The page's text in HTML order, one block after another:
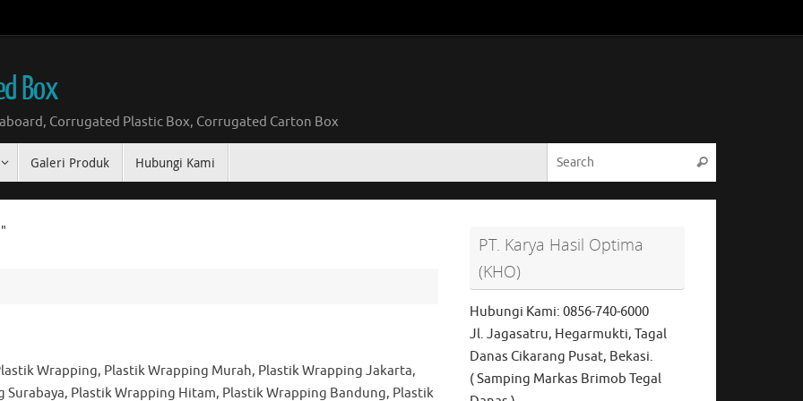
Box
Corrugated Plastic Box, Corrugated Carton Box
Galeri Produk Hubungi Kami Search
Wrapping, Plastik Wrapping Murah, Plastik Wrapping Jakarta,
Surabaya, Plastik Wrapping Hitam, Plastik Wrapping Bandung, Plastik
PT. Karya Hasil Optima
(KHO)
Hubungi Kami: 0856-740-6000
Jl. Jagasatru, Hegarmukti, Tagal
Danas Cikarang Pusat, Bekasi.
( Samping Markas Brimob Tegal